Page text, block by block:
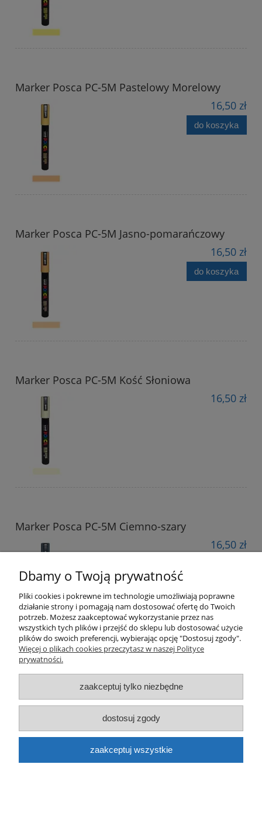
Marker Posca PC-5M Pastelowy Morelowy
16,50 zł
do koszyka
Marker Posca PC-5M Jasno-pomarańczowy
16,50 zł
do koszyka
Marker Posca PC-5M Kość Słoniowa
16,50 zł
Marker Posca PC-5M Ciemno-szary
16,50 zł
Marker Posca PC-5M Biały
Dbamy o Twoją prywatność
Pliki cookies i pokrewne im technologie umożliwiają poprawne
działanie strony i pomagają nam dostosować ofertę do Twoich
potrzeb. Możesz zaakceptować wykorzystanie przez nas
wszystkich tych plików i przejść do sklepu lub dostosować użycie
plików do swoich preferencji, wybierając opcję "Dostosuj zgody".
Więcej o plikach cookies przeczytasz w naszej Polityce
prywatności.
zaakceptuj tylko niezbędne
dostosuj zgody
zaakceptuj wszystkie